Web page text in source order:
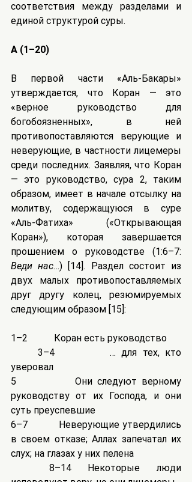
соответствия между разделами и
единой структурой суры.
A (1–20)
В первой части «Аль-Бакары»
утверждается, что Коран — это
«верное руководство для
богобоязненных», в ней
противопоставляются верующие и
неверующие, в частности лицемеры
среди последних. Заявляя, что Коран
— это руководство, сура 2, таким
образом, имеет в начале отсылку на
молитву, содержащуюся в суре
«Аль-Фатиха» («Открывающая
Коран»), которая завершается
Веди нас…) [14]. Раздел состоит из
двух малых противопоставляемых
друг другу колец, резюмируемых
следующим образом [15]:
1–2	        Коран есть руководство
	3–4	        … для тех, кто
уверовал
5	        Они следуют верному
руководству от их Господа, и они
суть преуспевшие
6–7	        Неверующие утвердились
в своем отказе; Аллах запечатал их
слух; на глазах у них пелена